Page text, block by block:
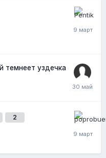
темнеет уздечка
2